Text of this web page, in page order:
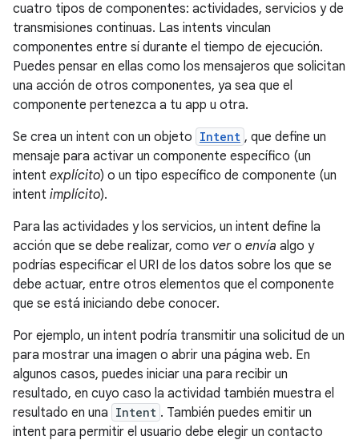
cuatro tipos de componentes: actividades, servicios y de
transmisiones continuas. Las intents vinculan
componentes entre sí durante el tiempo de ejecución.
Puedes pensar en ellas como los mensajeros que solicitan
una acción de otros componentes, ya sea que el
componente pertenezca a tu app u otra.
Se crea un intent con un objeto Intent , que define un
mensaje para activar un componente específico (un
intent explícito) o un tipo específico de componente (un
intent implícito).
Para las actividades y los servicios, un intent define la
acción que se debe realizar, como vero envía algo y
podrías especificar el URI de los datos sobre los que se
debe actuar, entre otros elementos que el componente
que se está iniciando debe conocer.
Por ejemplo, un intent podría transmitir una solicitud de un
para mostrar una imagen o abrir una página web. En
algunos casos, puedes iniciar una para recibir un
resultado, en cuyo caso la actividad también muestra el
resultado en una Intent . También puedes emitir un
intent para permitir el usuario debe elegir un contacto